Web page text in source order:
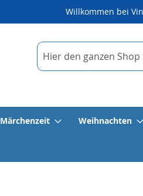
Willkommen bei
Suche
Märchenzeit Weihnachten